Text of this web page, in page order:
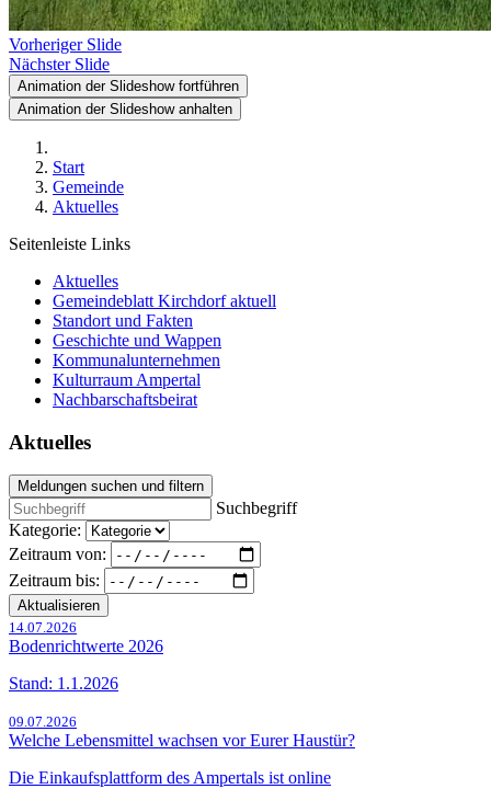
Vorheriger Slide
Nächster Slide
Animation der Slideshow fortführen
Animation der Slideshow anhalten
Start
Gemeinde
Aktuelles
Seitenleiste Links
Aktuelles
Gemeindeblatt Kirchdorf aktuell
Standort und Fakten
Geschichte und Wappen
Kommunalunternehmen
Kulturraum Ampertal
Nachbarschaftsbeirat
Aktuelles
Meldungen suchen und filtern
Suchbegriff
Kategorie:
Zeitraum von:
Zeitraum bis:
Aktualisieren
14.07.2026
Bodenrichtwerte 2026
Stand: 1.1.2026
09.07.2026
Welche Lebensmittel wachsen vor Eurer Haustür?
Die Einkaufsplattform des Ampertals ist online